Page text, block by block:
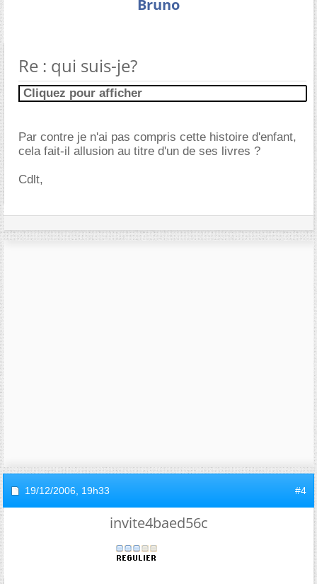
Bruno
Re : qui suis-je?
Cliquez pour afficher
Par contre je n'ai pas compris cette histoire d'enfant,
cela fait-il allusion au titre d'un de ses livres ?
Cdlt,
19/12/2006, 19h33 #4
invite4baed56c